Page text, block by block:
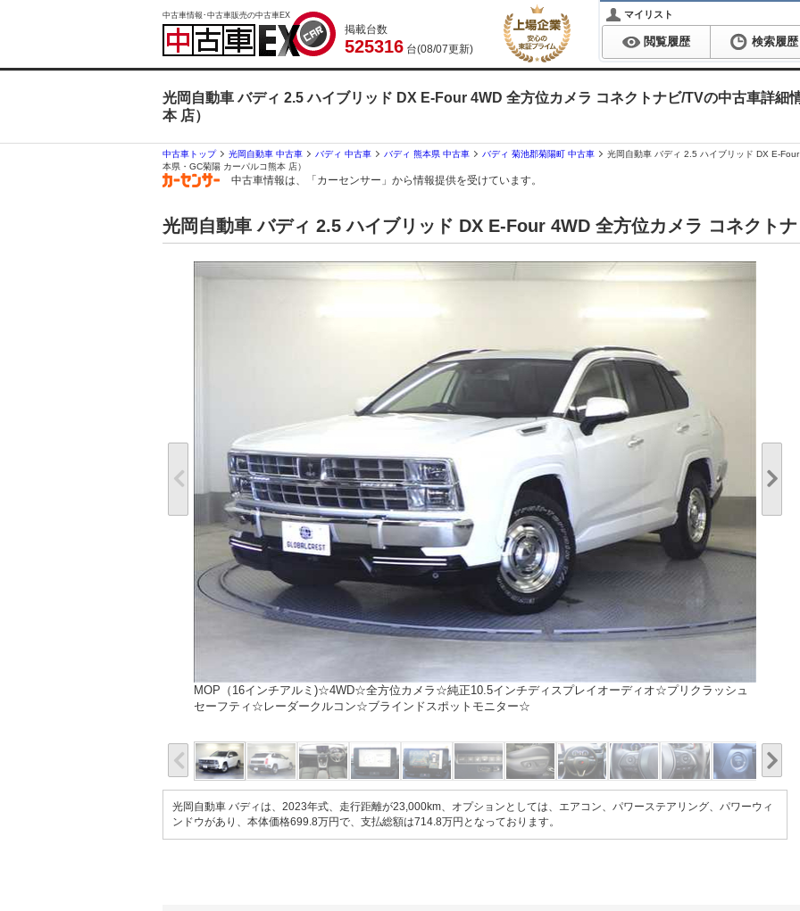
中古車情報･中古車販売の中古車EX
掲載台数
525316 台(08/07更新)
マイリスト
閲覧履歴 検索履歴
光岡自動車 バディ 2.5 ハイブリッド DX E-Four 4WD 全方位カメラ コネクトナビ/TVの中古車詳細
本 店）
中古車トップ 光岡自動車 中古車 バディ 中古車 バディ 熊本県 中古車 バディ 菊池郡菊陽町 中古車
光岡自動車 バディ 2.5 ハイブリッド DX E-
本県・GC菊陽 カーパルコ熊本 店）
中古車情報は、「カーセンサー」から情報提供を受けています。
光岡自動車 バディ 2.5 ハイブリッド DX E-Four 4WD 全方位カメラ コネクト
MOP（16インチアルミ)☆4WD☆全方位カメラ☆純正10.5インチディスプレイオーディオ☆プリクラッシュ
セーフティ☆レーダークルコン☆ブラインドスポットモニター☆
光岡自動車 バディは、2023年式、走行距離が23,000km、オプションとしては、エアコン、パワーステアリング、パワーウィ
ンドウがあり、本体価格699.8万円で、支払総額は714.8万円となっております。